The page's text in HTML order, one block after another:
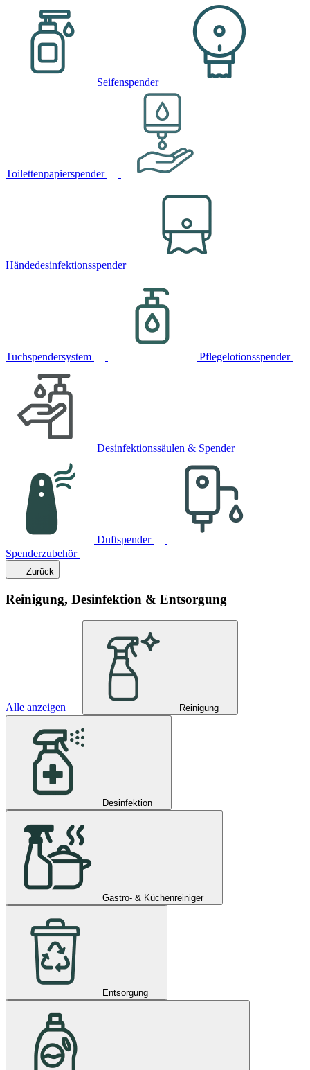
Seifenspender
Toilettenpapierspender
Händedesinfektionsspender
Tuchspendersystem Pflegelotionsspender
Desinfektionssäulen & Spender
Duftspender
Spenderzubehör
Zurück
Reinigung, Desinfektion & Entsorgung
Alle anzeigen Reinigung
Desinfektion
Gastro- & Küchenreiniger
Entsorgung